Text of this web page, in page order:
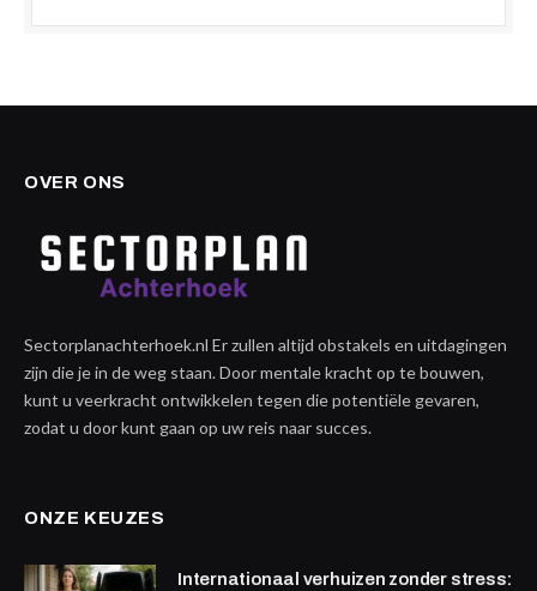
OVER ONS
Sectorplanachterhoek.nl Er zullen altijd obstakels en uitdagingen
zijn die je in de weg staan. Door mentale kracht op te bouwen,
kunt u veerkracht ontwikkelen tegen die potentiële gevaren,
zodat u door kunt gaan op uw reis naar succes.
ONZE KEUZES
Internationaal verhuizen zonder stress: